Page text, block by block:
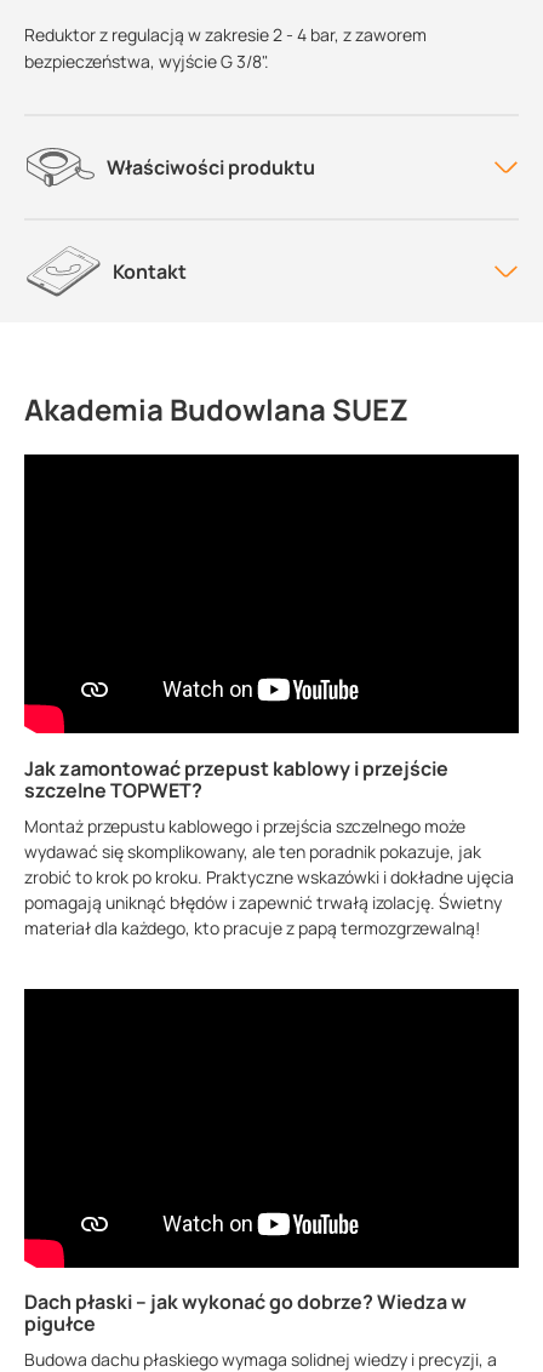
Reduktor z regulacją w zakresie 2 - 4 bar, z zaworem
bezpieczeństwa, wyjście G 3/8".
Właściwości produktu
Kontakt
Akademia Budowlana SUEZ
Jak zamontować przepust kablowy i przejście
szczelne TOPWET?
Montaż przepustu kablowego i przejścia szczelnego może
wydawać się skomplikowany, ale ten poradnik pokazuje, jak
zrobić to krok po kroku. Praktyczne wskazówki i dokładne ujęcia
pomagają uniknąć błędów i zapewnić trwałą izolację. Świetny
materiał dla każdego, kto pracuje z papą termozgrzewalną!
Dach płaski – jak wykonać go dobrze? Wiedza w
pigułce
Budowa dachu płaskiego wymaga solidnej wiedzy i precyzji, a